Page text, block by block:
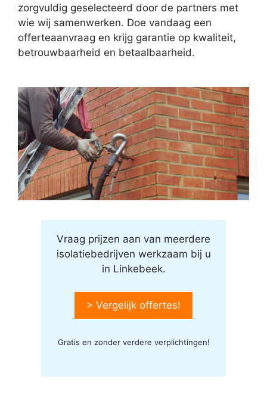
zorgvuldig geselecteerd door de partners met
wie wij samenwerken. Doe vandaag een
offerteaanvraag en krijg garantie op kwaliteit,
betrouwbaarheid en betaalbaarheid.
Vraag prijzen aan van meerdere
isolatiebedrijven werkzaam bij u
in Linkebeek.
> Vergelijk offertes!
Gratis en zonder verdere verplichtingen!